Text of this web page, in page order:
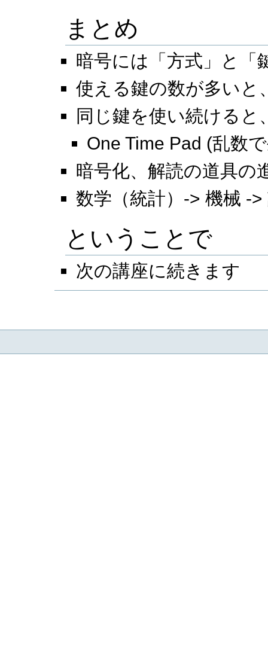
まとめ
暗号には「方式」と「
使える鍵の数が多いと
同じ鍵を使い続ける
One Time Pad (乱数
暗号化、解読の道具の
数学（統計）-> 機械 ->
ということで
次の講座に続きます